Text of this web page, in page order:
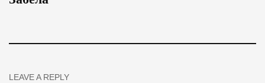
LEAVE A REPLY